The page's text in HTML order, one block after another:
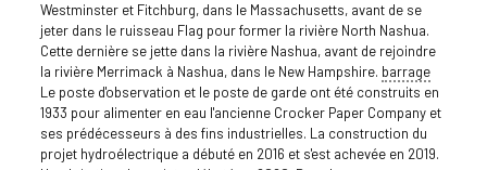
Westminster et Fitchburg, dans le Massachusetts, avant de se
jeter dans le ruisseau Flag pour former la rivière North Nashua.
Cette dernière se jette dans la rivière Nashua, avant de rejoindre
la rivière Merrimack à Nashua, dans le New Hampshire. barrage
Le poste d'observation et le poste de garde ont été construits en
1933 pour alimenter en eau l'ancienne Crocker Paper Company et
ses prédécesseurs à des fins industrielles. La construction du
projet hydroélectrique a débuté en 2016 et s'est achevée en 2019.